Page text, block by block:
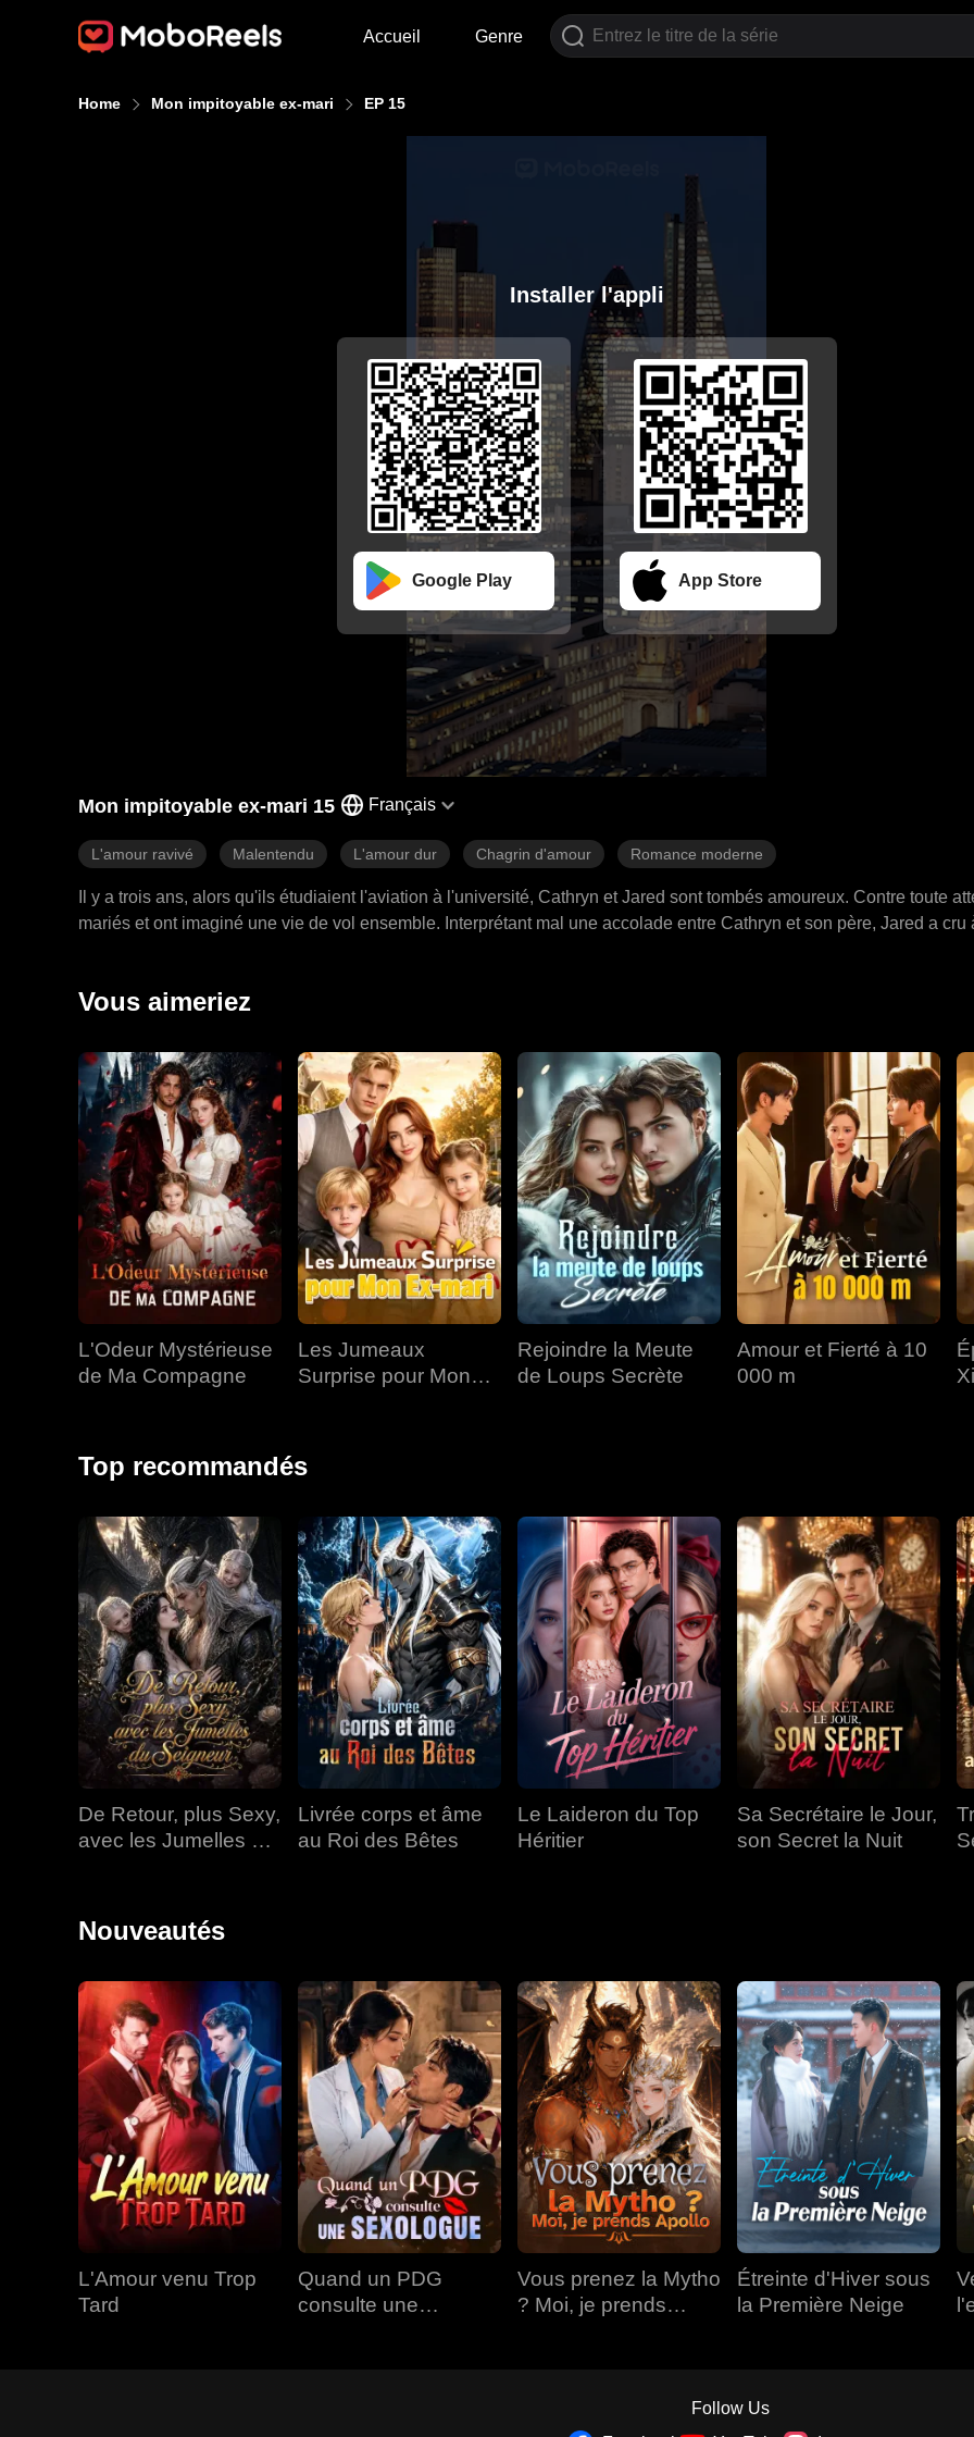
Accueil Genre
Home Mon impitoyable ex-mari EP 15
Installer l'appli
Google Play App Store
Mon impitoyable ex-mari 15 Français
L'amour ravivé Malentendu L'amour dur Chagrin d'amour Romance moderne
Il y a trois ans, alors qu'ils étudiaient l'aviation à l'université, Cathryn et Jared sont tombés amoureux. Contre toute
mariés et ont imaginé une vie de vol ensemble. Interprétant mal une accolade entre Cathryn et son père, Jared a cru
Vous aimeriez
L'Odeur Mystérieuse
de Ma Compagne
Les Jumeaux
Surprise pour Mon
Rejoindre la Meute
de Loups Secrète
Amour et Fierté à 10
000 m
Top recommandés
De Retour, plus Sexy,
avec les Jumelles du
Livrée corps et âme
au Roi des Bêtes
Le Laideron du Top
Héritier
Sa Secrétaire le Jour,
son Secret la Nuit
Nouveautés
L'Amour venu Trop
Tard
Quand un PDG
consulte une
Vous prenez la Mytho
? Moi, je prends
Étreinte d'Hiver sous
la Première Neige
Follow Us